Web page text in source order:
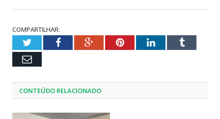
COMPARTILHAR:
TwitterFacebookGoogle+PinterestLinkedInTumblr
Email
CONTEÚDO RELACIONADO